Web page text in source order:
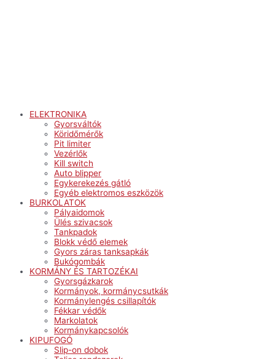
ELEKTRONIKA
Gyorsváltók
Köridőmérők
Pit limiter
Vezérlők
Kill switch
Auto blipper
Egykerekezés gátló
Egyéb elektromos eszközök
BURKOLATOK
Pályaidomok
Ülés szivacsok
Tankpadok
Blokk védő elemek
Gyors záras tanksapkák
Bukógombák
KORMÁNY ÉS TARTOZÉKAI
Gyorsgázkarok
Kormányok, kormánycsutkák
Kormánylengés csillapítók
Fékkar védők
Markolatok
Kormánykapcsolók
KIPUFOGÓ
Slip-on dobok